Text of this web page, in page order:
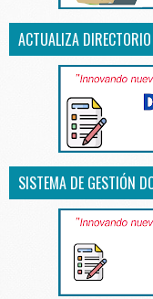
ACTUALIZA
SISTEMA DE GESTIÓN